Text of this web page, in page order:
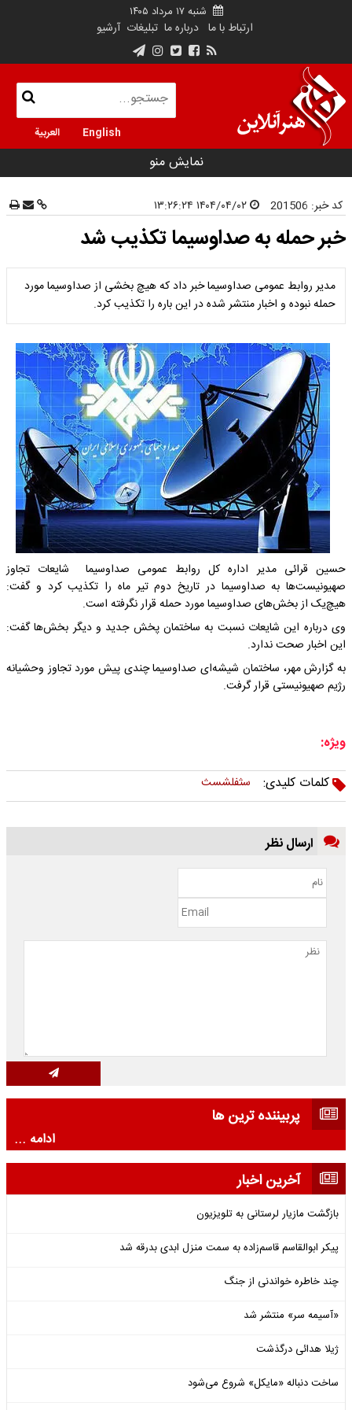
شنبه ۱۷ مرداد ۱۴۰۵
ارتباط با ما درباره ما تبلیغات آرشیو
English العربية
نمایش منو
کد خبر: 201506
خبر حمله به صداوسیما تکذیب شد
مدیر روابط عمومی صداوسیما خبر داد که هیچ بخشی از صداوسیما مورد
حمله نبوده و اخبار منتشر شده در این باره را تکذیب کرد.
حسین قرائی مدیر اداره کل روابط عمومی صداوسیما شایعات تجاوز
صهیونیست‌ها به صداوسیما در تاریخ دوم تیر ماه را تکذیب کرد و گفت:
هیچ‌یک از بخش‌های صداوسیما مورد حمله قرار نگرفته است.
وی درباره این شایعات نسبت به ساختمان پخش جدید و دیگر بخش‌ها گفت:
این اخبار صحت ندارد.
به گزارش مهر، ساختمان شیشه‌ای صداوسیما چندی پیش مورد تجاوز وحشیانه
رژیم صهیونیستی قرار گرفت.
ویژه:
کلمات کلیدی:
سثفلشسث
ارسال نظر
پربیننده ترین ها
ادامه ...
آخرین اخبار
بازگشت مازیار لرستانی به تلویزیون
پیکر ابوالقاسم قاسم‌زاده به سمت منزل ابدی بدرقه شد
چند خاطره خواندنی از جنگ
«آسیمه سر» منتشر شد
ژیلا هدائی درگذشت
ساخت دنباله «مایکل» شروع می‌شود